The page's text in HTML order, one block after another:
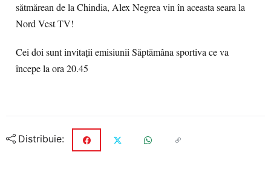
sătmărean de la Chindia, Alex Negrea vin în aceasta seara la
Nord Vest TV!
Cei doi sunt invitații emisiunii Săptămâna sportiva ce va
începe la ora 20.45
Distribuie: